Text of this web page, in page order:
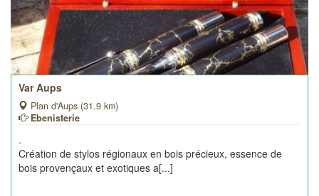
Var Aups
Plan d'Aups (31.9 km)
Ebenisterie
.
Création de stylos régionaux en bois précieux, essence de
bois provençaux et exotiques a[...]